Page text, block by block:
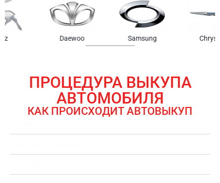
ПРОЦЕДУРА ВЫКУПА
АВТОМОБИЛЯ
КАК ПРОИСХОДИТ АВТОВЫКУП